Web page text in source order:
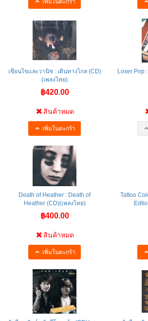
เพิ่มในตะกร้า
เขียนไขและวานิช : เดินทางไกล (CD)
(เพลงไทย)
฿420.00
สินค้าหมด
เพิ่มในตะกร้า
Loser Pop
Death of Heather : Death of
Heather (CD)(เพลงไทย)
฿400.00
สินค้าหมด
เพิ่มในตะกร้า
Tattoo